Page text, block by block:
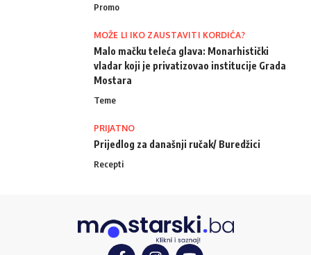
Promo
MOŽE LI IKO ZAUSTAVITI KORDIĆA?
Malo mačku teleća glava: Monarhistički
vladar koji je privatizovao institucije Grada
Mostara
Teme
PRIJATNO
Prijedlog za današnji ručak/ Buredžici
Recepti